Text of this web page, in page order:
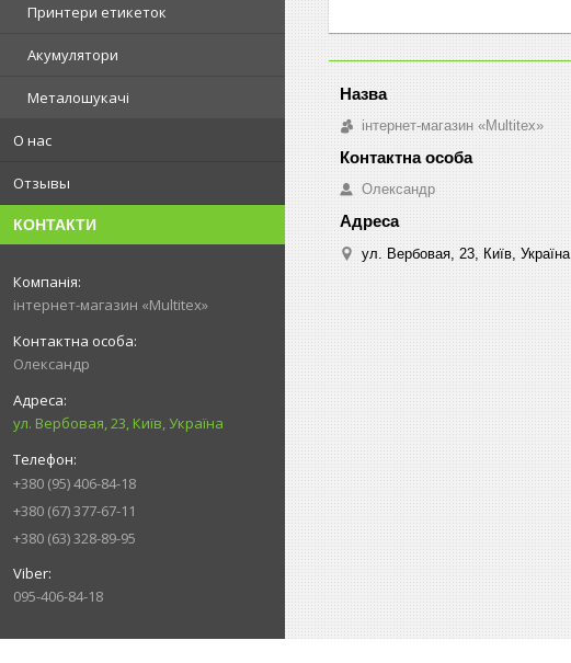
Принтери етикеток
Акумулятори
Металошукачі
О нас
Отзывы
КОНТАКТИ
інтернет-магазин «Multitex»
Олександр
ул. Вербовая, 23, Київ, Україна
+380 (95) 406-84-18
+380 (67) 377-67-11
+380 (63) 328-89-95
095-406-84-18
інтернет-магазин «Multitex»
Олександр
ул. Вербовая, 23, Київ, Україна